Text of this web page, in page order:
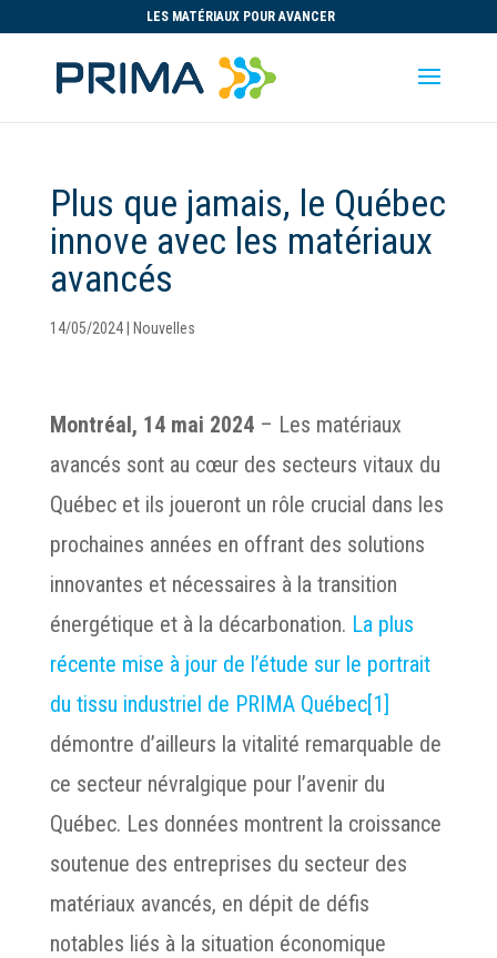
LES MATÉRIAUX POUR AVANCER
Plus que jamais, le Québec
innove avec les matériaux
avancés
14/05/2024| Nouvelles
Montréal, 14 mai 2024– Les matériaux
avancés sont au cœur des secteurs vitaux du
Québec et ils joueront un rôle crucial dans les
prochaines années en offrant des solutions
innovantes et nécessaires à la transition
énergétique et à la décarbonation. La plus
récente mise à jour de l’étude sur le portrait
du tissu industriel de PRIMA Québec[1]
démontre d’ailleurs la vitalité remarquable de
ce secteur névralgique pour l’avenir du
Québec. Les données montrent la croissance
soutenue des entreprises du secteur des
matériaux avancés, en dépit de défis
notables liés à la situation économique